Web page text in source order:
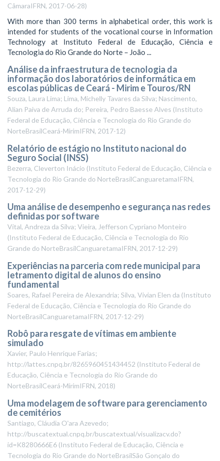
CâmaraIFRN, 2017-06-28)
With more than 300 terms in alphabetical order, this work is
intended for students of the vocational course in Information
Technology at Instituto Federal de Educação, Ciência e
Tecnologia do Rio Grande do Norte – João ...
Análise da infraestrutura de tecnologia da
informação dos laboratórios de informática em
escolas públicas de Ceará - Mirim e Touros/RN
Souza, Laura Lima; Lima, Michelly Tavares da Silva; Nascimento,
Alian Paiva de Arruda do; Pereira, Pedro Baesse Alves (Instituto
Federal de Educação, Ciência e Tecnologia do Rio Grande do
NorteBrasilCeará-MirimIFRN, 2017-12)
Relatório de estágio no Instituto nacional do
Seguro Social (INSS)
Bezerra, Cleverton Inácio (Instituto Federal de Educação, Ciência e
Tecnologia do Rio Grande do NorteBrasilCanguaretamaIFRN,
2017-12-29)
Uma análise de desempenho e segurança nas redes
definidas por software
Vital, Andreza da Silva; Vieira, Jefferson Cypriano Monteiro
(Instituto Federal de Educação, Ciência e Tecnologia do Rio
Grande do NorteBrasilCanguaretamaIFRN, 2017-12-29)
Experiências na parceria com rede municipal para
letramento digital de alunos do ensino
fundamental
Soares, Rafael Pereira de Alexandria; Silva, Vivian Elen da (Instituto
Federal de Educação, Ciência e Tecnologia do Rio Grande do
NorteBrasilCanguaretamaIFRN, 2017-12-29)
Robô para resgate de vítimas em ambiente
simulado
Xavier, Paulo Henrique Farias;
http://lattes.cnpq.br/8265960451434452 (Instituto Federal de
Educação, Ciência e Tecnologia do Rio Grande do
NorteBrasilCeará-MirimIFRN, 2018)
Uma modelagem de software para gerenciamento
de cemitérios
Santiago, Cláudia O'ara Azevedo;
http://buscatextual.cnpq.br/buscatextual/visualizacv.do?
id=K8280666E6 (Instituto Federal de Educação, Ciência e
Tecnologia do Rio Grande do NorteBrasilSão Gonçalo do